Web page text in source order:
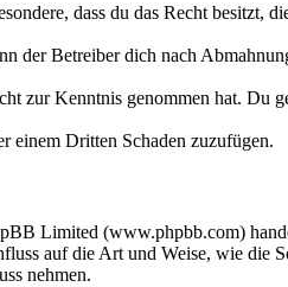
dass du das Recht besitzt,
der Betreiber dich nach
zur Kenntnis genommen hat. Du
einem Dritten Schaden zuzufügen.
Limited (www.phpbb.com)
auf die Art und Weise, wie die
nehmen.